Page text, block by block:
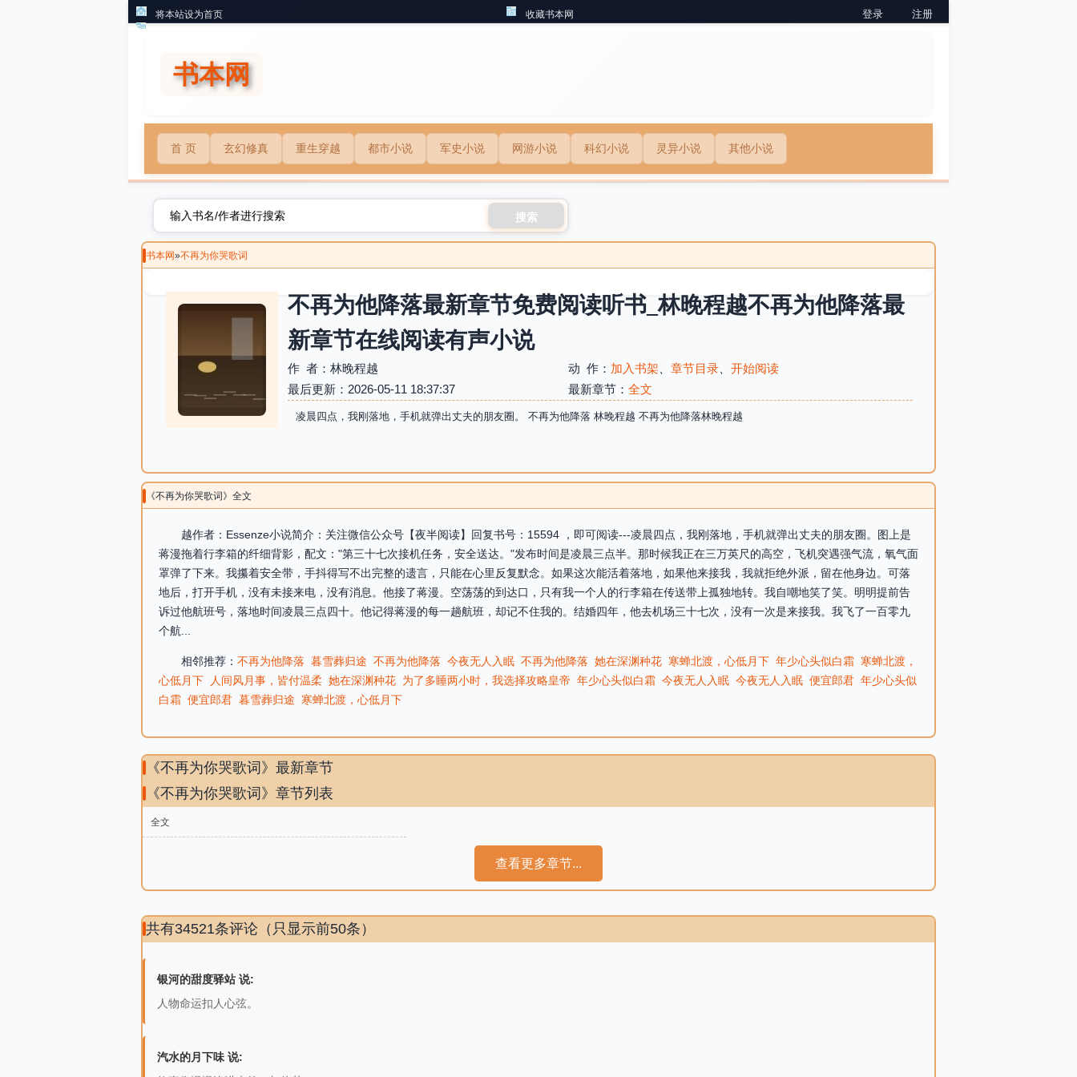
将本站设为首页 收藏书本网 登录 注册
书本网
首 页 玄幻修真 重生穿越 都市小说 军史小说 网游小说 科幻小说 灵异小说 其他小说
搜索
书本网»不再为你哭歌词
不再为他降落最新章节免费阅读听书_林晚程越不再为他降落最
新章节在线阅读有声小说
作 者：林晚程越 动 作： 加入书架 章节目录
开始阅读
最后更新：2026-05-11 18:37:37
最新章节： 全文
凌晨四点，我刚落地，手机就弹出丈夫的朋友圈。 不再为他降落 林晚程越 不再为他降落林晚程越
《不再为你哭歌词》全文
越作者：Essenze小说简介：关注微信公众号【夜半阅读】回复书号：15594 ，即可阅读---凌晨四点，我刚落地，手机就弹出丈夫的朋友圈。图上是
蒋漫拖着行李箱的纤细背影，配文："第三十七次接机任务，安全送达。"发布时间是凌晨三点半。那时候我正在三万英尺的高空，飞机突遇强气流，氧气面
罩弹了下来。我攥着安全带，手抖得写不出完整的遗言，只能在心里反复默念。如果这次能活着落地，如果他来接我，我就拒绝外派，留在他身边。可落
地后，打开手机，没有未接来电，没有消息。他接了蒋漫。空荡荡的到达口，只有我一个人的行李箱在传送带上孤独地转。我自嘲地笑了笑。明明提前告
诉过他航班号，落地时间凌晨三点四十。他记得蒋漫的每一趟航班，却记不住我的。结婚四年，他去机场三十七次，没有一次是来接我。我飞了一百零九
个航...
相邻推荐： 不再为他降落 暮雪葬归途 不再为他降落 今夜无人入眠 不再为他降落 她在深渊种花 寒蝉北渡，心低月下 年少心头似白霜 寒蝉北渡，
心低月下
人间风月事，皆付温柔 她在深渊种花 为了多睡两小时，我选择攻略皇帝 年少心头似白霜 今夜无人入眠 今夜无人入眠 便宜郎君 年少心头似
白霜 便宜郎君 暮雪葬归途 寒蝉北渡，心低月下
《不再为你哭歌词》最新章节
《不再为你哭歌词》章节列表
全文
查看更多章节...
共有34521条评论（只显示前50条）
银河的甜度驿站 说:
人物命运扣人心弦。
汽水的月下味 说: